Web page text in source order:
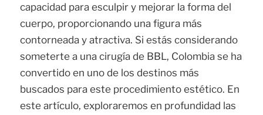
capacidad para esculpir y mejorar la forma del
cuerpo, proporcionando una figura más
contorneada y atractiva. Si estás considerando
someterte a una cirugía de BBL, Colombia se ha
convertido en uno de los destinos más
buscados para este procedimiento estético. En
este artículo, exploraremos en profundidad las